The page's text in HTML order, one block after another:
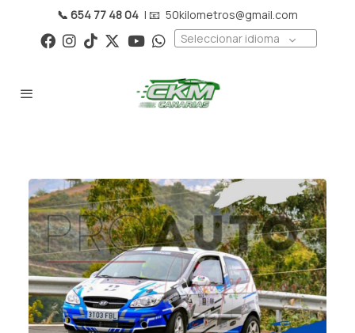
📞 654 77 48 04 | 📧 50kilometros@gmail.com
Seleccionar idioma